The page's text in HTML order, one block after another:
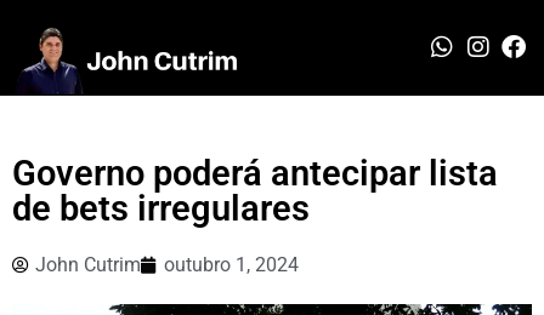
Governo poderá antecipar lista
de bets irregulares
John Cutrim outubro 1, 2024